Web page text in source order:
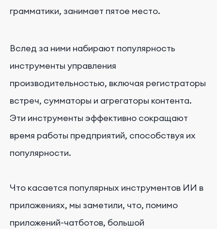
грамматики, занимает пятое место.
Вслед за ними набирают популярность
инструменты управления
производительностью, включая регистраторы
встреч, сумматоры и агрегаторы контента.
Эти инструменты эффективно сокращают
время работы предприятий, способствуя их
популярности.
Что касается популярных инструментов ИИ в
приложениях, мы заметили, что, помимо
приложений-чатботов, большой